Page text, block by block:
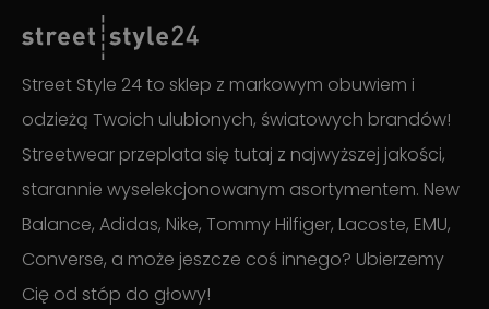
Street Style 24 to sklep z markowym obuwiem i
odzieżą Twoich ulubionych, światowych brandów!
Streetwear przeplata się tutaj z najwyższej jakości,
starannie wyselekcjonowanym asortymentem. New
Balance, Adidas, Nike, Tommy Hilfiger, Lacoste, EMU,
Converse, a może jeszcze coś innego? Ubierzemy
Cię od stóp do głowy!